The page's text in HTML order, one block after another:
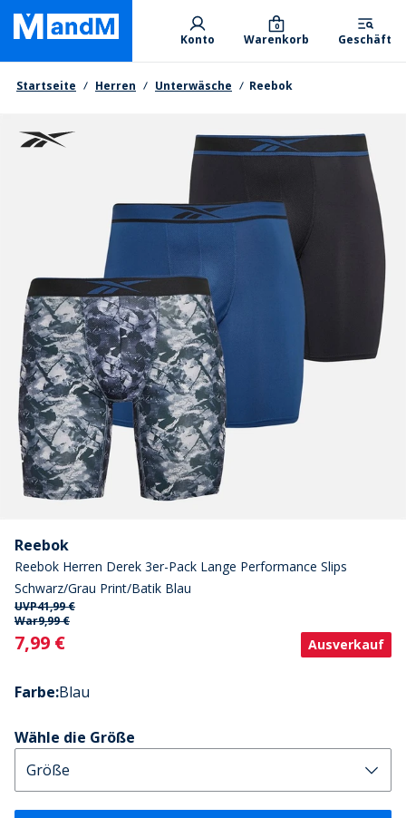
Skip
main
content
Primary departments
Konto Warenkorb
0
Geschäft
Brotkrumen
Startseite Herren Unterwäsche Reebok
Reebok
Reebok Herren Derek 3er-Pack Lange Performance Slips
Schwarz/Grau Print/Batik Blau
UVP41,99 €
War9,99 €
Current
7,99 € Ausverkauf
Farbe:Blau
Wähle die Größe